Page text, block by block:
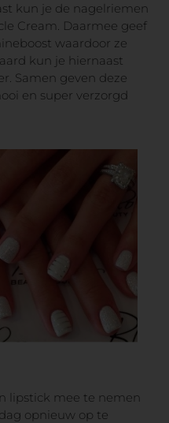
kun je de nagelriemen
Cream. Daarmee geef
waardoor ze
kun je hiernaast
Samen geven deze
en super verzorgd
lipstick mee te nemen
opnieuw op te